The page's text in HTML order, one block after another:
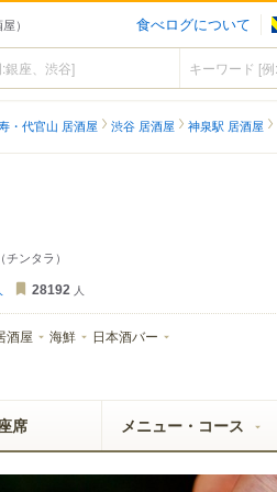
） 食べログについて
・代官山 居酒屋 渋谷 居酒屋 神泉駅 居酒屋
（チンタラ）
28192 人
酒屋 海鮮 日本酒バー
席 メニュー・コース